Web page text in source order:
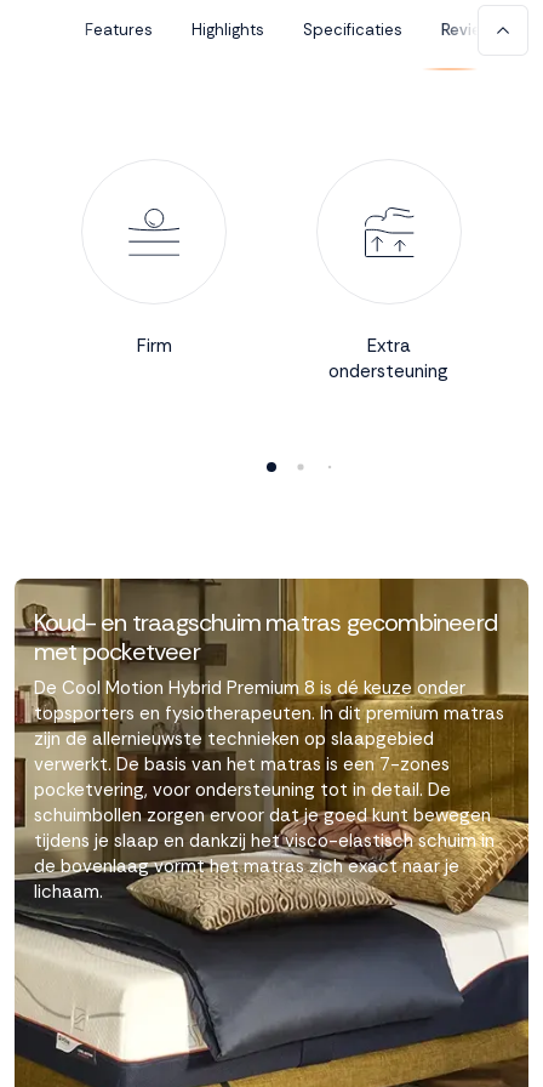
Features Highlights Specificaties Reviews
Firm
Extra
ondersteuning
Koud- en traagschuim matras gecombineerd
met pocketveer
De Cool Motion Hybrid Premium 8 is dé keuze onder
topsporters en fysiotherapeuten. In dit premium matras
zijn de allernieuwste technieken op slaapgebied
verwerkt. De basis van het matras is een 7-zones
pocketvering, voor ondersteuning tot in detail. De
schuimbollen zorgen ervoor dat je goed kunt bewegen
tijdens je slaap en dankzij het visco-elastisch schuim in
de bovenlaag vormt het matras zich exact naar je
lichaam.